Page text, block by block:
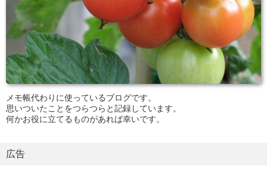
メモ帳代わりに使っているブログです。
思いついたことをつらつらと記録しています。
何かお役に立てるものがあれば幸いです。
広告